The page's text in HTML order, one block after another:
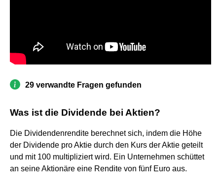
29 verwandte Fragen gefunden
Was ist die Dividende bei Aktien?
Die Dividendenrendite berechnet sich, indem die Höhe
der Dividende pro Aktie durch den Kurs der Aktie geteilt
und mit 100 multipliziert wird. Ein Unternehmen schüttet
an seine Aktionäre eine Rendite von fünf Euro aus.